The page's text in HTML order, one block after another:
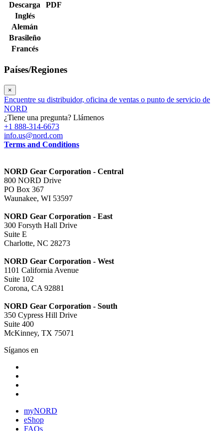
Descarga
PDF
Inglés
Alemán
Brasileño
Francés
Países/Regiones
×
Encuentre su distribuidor, oficina de ventas o punto de servicio de
NORD
¿Tiene una pregunta? Llámenos
+1 888-314-6673
info.us@nord.com
Terms and Conditions
NORD Gear Corporation - Central
800 NORD Drive
PO Box 367
Waunakee, WI 53597
NORD Gear Corporation - East
300 Forsyth Hall Drive
Suite E
Charlotte, NC 28273
NORD Gear Corporation - West
1101 California Avenue
Suite 102
Corona, CA 92881
NORD Gear Corporation - South
350 Cypress Hill Drive
Suite 400
McKinney, TX 75071
Síganos en
myNORD
eShop
FAQs